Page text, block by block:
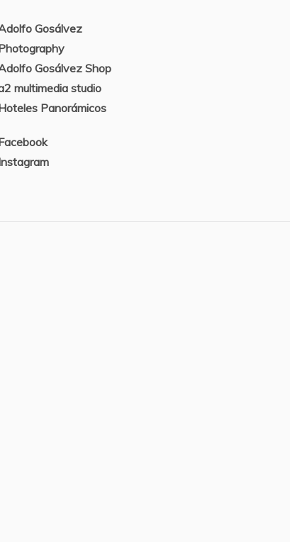
Gosálvez
Gosálvez Shop
multimedia studio
Panorámicos